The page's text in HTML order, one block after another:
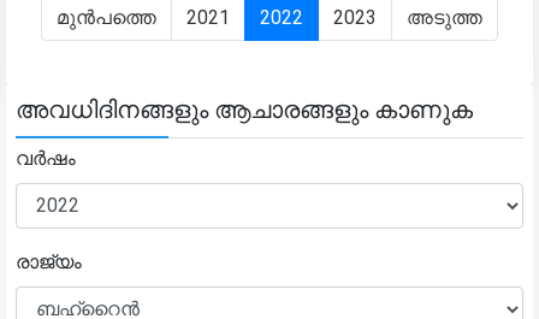
മുൻപത്തെ 2021 2022 2023 അടുത്ത
അവധിദിനങ്ങളും ആചാരങ്ങളും കാണുക
വർഷം
രാജ്യം